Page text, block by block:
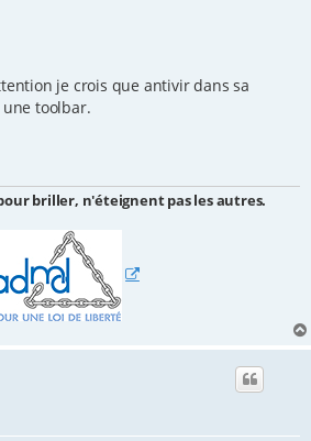
je crois que antivir dans sa
toolbar.
briller, n'éteignent pas les autres.